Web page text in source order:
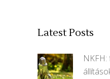
Latest Posts